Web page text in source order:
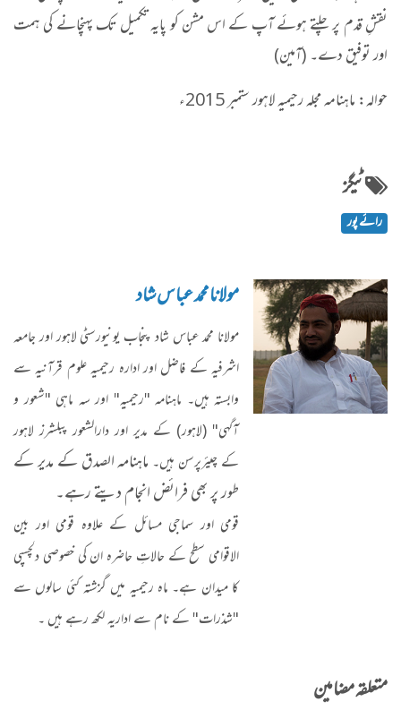
نقشِ قدم پر چلتے ہوئے آپ کے اس مشن کو پایہ تکمیل تک پہنچانے کی ہمت
اور توفیق دے۔ (آمین)
حوالہ: ماہنامہ مجلہ رحیمیہ لاہور ستمبر 2015ء
ٹیگز
رائے پور
مولانا محمد عباس شاد
مولانا محمد عباس شاد پنجاب یونیورسٹی لاہور اور جامعہ
اشرفیہ کے فاضل اور ادارہ رحیمیہ علوم قرآنیہ سے
وابستہ ہیں۔ ماہنامہ "رحیمیہ" اور سہ ماہی "شعور و
آگہی" (لاہور) کے مدیر اور دارالشعور پبلشرز لاہور
کے چیئرپرسن ہیں۔ ماہنامہ الصدق کے مدیر کے
طور پر بھی فرائض انجام دیتے رہے۔
قومی اور سماجی مسائل کے علاوہ قومی اور بین
الاقوامی سطح کے حالاتِ حاضرہ ان کی خصوصی دلچسپی
کا میدان ہے۔ ماہ رحیمیہ میں گزشتہ کئی سالوں سے
"شذرات" کے نام سے اداریہ لکھ رہے ہیں ۔
متعلقہ مضامین